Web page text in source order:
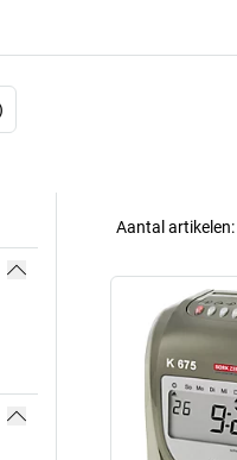
Aantal artikelen: